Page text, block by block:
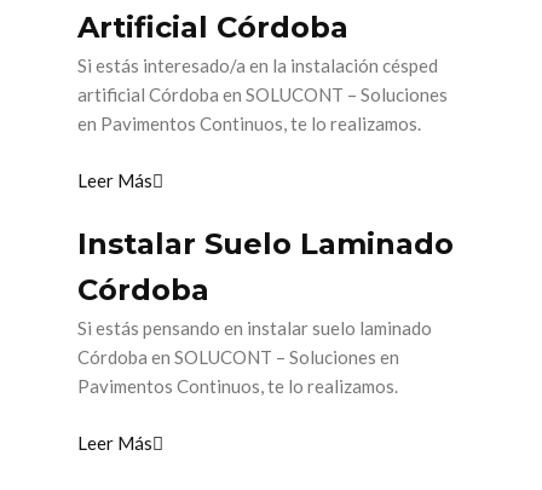
Artificial Córdoba
Si estás interesado/a en la instalación césped
artificial Córdoba en SOLUCONT – Soluciones
en Pavimentos Continuos, te lo realizamos.
Leer Más
Instalar Suelo Laminado
Córdoba
Si estás pensando en instalar suelo laminado
Córdoba en SOLUCONT – Soluciones en
Pavimentos Continuos, te lo realizamos.
Leer Más